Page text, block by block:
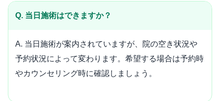
Q. 当日施術はできますか？
A. 当日施術が案内されていますが、院の空き状況や
予約状況によって変わります。希望する場合は予約時
やカウンセリング時に確認しましょう。